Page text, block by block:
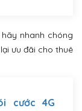
nhanh chóng
ưu đãi cho thuê
cước 4G